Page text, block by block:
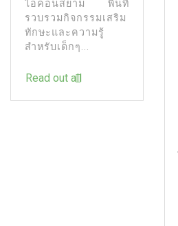
ไอคอนสยาม พื้นที่
รวบรวมกิจกรรมเสริม
ทักษะและความรู้
สำหรับเด็กๆ...
Read out all